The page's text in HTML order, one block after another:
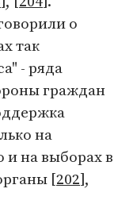
о
так
- ряда
граждан
на
и на выборах в
[202],